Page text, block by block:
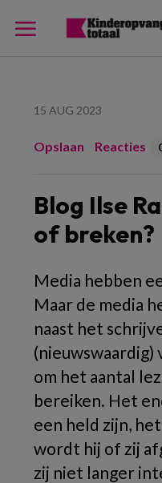
15 AUG 2023
Opslaan Reacties
Blog Ilse
of breken?
Media hebben
Maar de media
naast het
(nieuwswaardig)
om het aantal
bereiken. Het
een held zijn,
wordt hij of zij
zij niet langer